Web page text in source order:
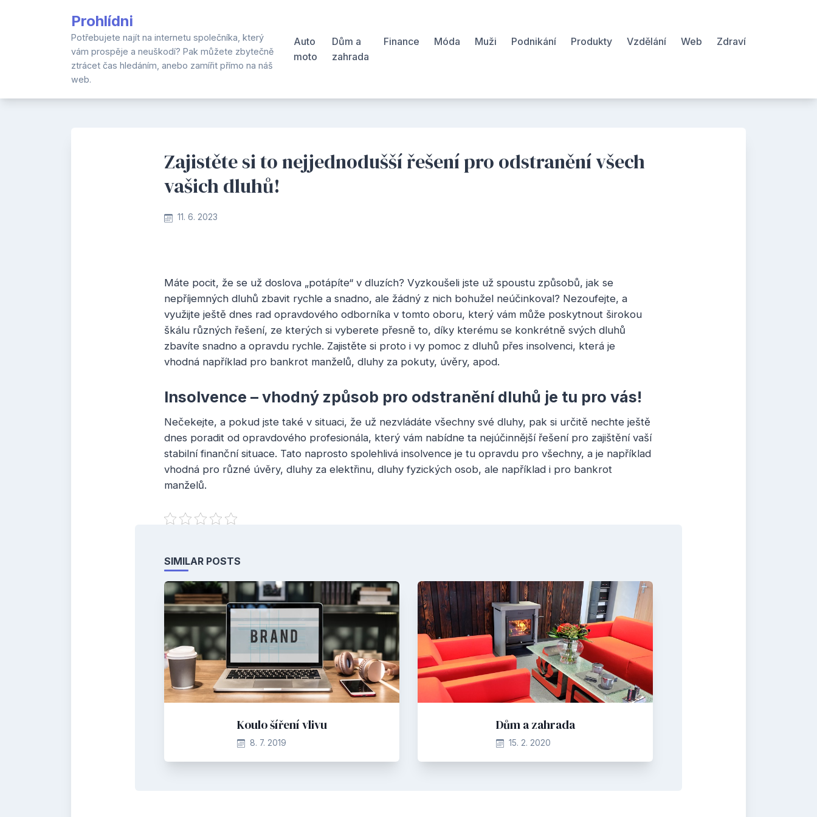
Prohlídni
Potřebujete najít na internetu společníka, který
vám prospěje a neuškodí? Pak můžete zbytečně
ztrácet čas hledáním, anebo zamířit přímo na náš
web.
Auto
moto
Dům a
zahrada
Finance Móda Muži Podnikání Produkty Vzdělání Web Zdraví
Zajistěte si to nejjednodušší řešení pro odstranění všech
vašich dluhů!
11. 6. 2023
Máte pocit, že se už doslova „potápíte“ v dluzích? Vyzkoušeli jste už spoustu způsobů, jak se
nepříjemných dluhů zbavit rychle a snadno, ale žádný z nich bohužel neúčinkoval? Nezoufejte, a
využijte ještě dnes rad opravdového odborníka v tomto oboru, který vám může poskytnout širokou
škálu různých řešení, ze kterých si vyberete přesně to, díky kterému se konkrétně svých dluhů
zbavíte snadno a opravdu rychle. Zajistěte si proto i vy pomoc z dluhů přes insolvenci, která je
vhodná například pro bankrot manželů, dluhy za pokuty, úvěry, apod.
Insolvence – vhodný způsob pro odstranění dluhů je tu pro vás!
Nečekejte, a pokud jste také v situaci, že už nezvládáte všechny své dluhy, pak si určitě nechte ještě
dnes poradit od opravdového profesionála, který vám nabídne ta nejúčinnější řešení pro zajištění vaší
stabilní finanční situace. Tato naprosto spolehlivá insolvence je tu opravdu pro všechny, a je například
vhodná pro různé úvěry, dluhy za elektřinu, dluhy fyzických osob, ale například i pro bankrot
manželů.
SIMILAR POSTS
Koulo šíření vlivu
8. 7. 2019
Dům a zahrada
15. 2. 2020